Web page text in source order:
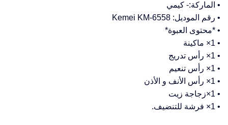
• الماركة:- كيمي
• رقم الموديل: Kemei KM-6558
• *محتوى العبوة*
• 1× ماكينة
• 1× رأس تدريج
• 1× رأس تنعيم
• 1× رأس الأنف و الأذن
• 1×زجاجة زيت
• 1× فرشة للتنضيف.